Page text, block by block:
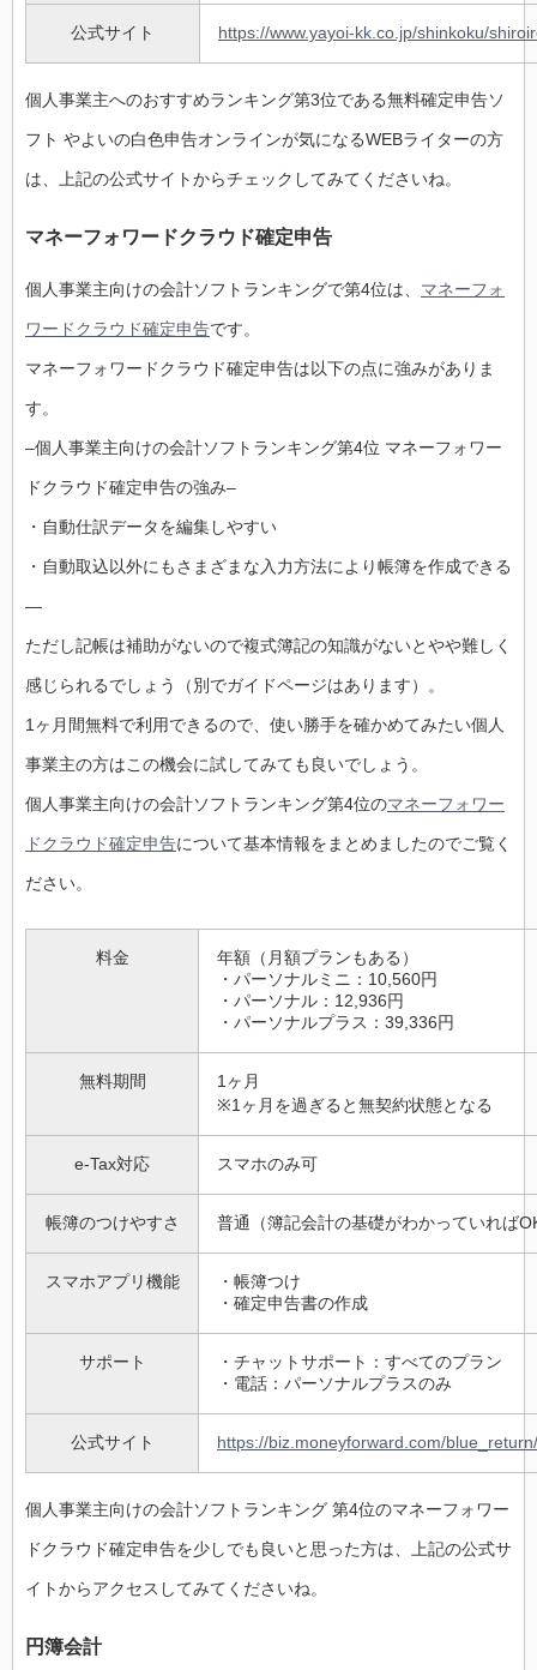
公式サイト https://www.yayoi-kk.co.jp/shinkoku/
個人事業主へのおすすめランキング第3位である無料確定申告ソ
フト やよいの白色申告オンラインが気になるWEBライターの方
は、上記の公式サイトからチェックしてみてくださいね。
マネーフォワードクラウド確定申告
個人事業主向けの会計ソフトランキングで第4位は、 マネーフォ
ワードクラウド確定申告です。
マネーフォワードクラウド確定申告は以下の点に強みがありま
す。
–個人事業主向けの会計ソフトランキング第4位 マネーフォワー
ドクラウド確定申告の強み–
・自動仕訳データを編集しやすい
・自動取込以外にもさまざまな入力方法により帳簿を作成できる
—
ただし記帳は補助がないので複式簿記の知識がないとやや難しく
感じられるでしょう（別でガイドページはあります）。
1ヶ月間無料で利用できるので、使い勝手を確かめてみたい個人
事業主の方はこの機会に試してみても良いでしょう。
個人事業主向けの会計ソフトランキング第4位のマネーフォワー
ドクラウド確定申告について基本情報をまとめましたのでご覧く
ださい。
料金
年額（月額プランもある）
・パーソナルミニ：10,560円
・パーソナル：12,936円
・パーソナルプラス：39,336円
無料期間
1ヶ月
※1ヶ月を過ぎると無契約状態となる
e-Tax対応 スマホのみ可
帳簿のつけやすさ 普通（簿記会計の基礎がわかっていれば
スマホアプリ機能
・帳簿つけ
・確定申告書の作成
サポート
・チャットサポート：すべてのプラン
・電話：パーソナルプラスのみ
公式サイト https://biz.moneyforward.com/blue_return/
個人事業主向けの会計ソフトランキング 第4位のマネーフォワー
ドクラウド確定申告を少しでも良いと思った方は、上記の公式サ
イトからアクセスしてみてくださいね。
円簿会計